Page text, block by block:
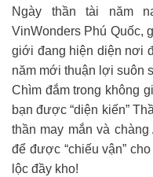
Ngày thần tài năm
VinWonders Phú Quốc,
giới đang hiện diện nơi
năm mới thuận lợi suôn
Chìm đắm trong không
bạn được “diện kiến”
thần may mắn và
để được “chiếu vận”
lộc đầy kho!